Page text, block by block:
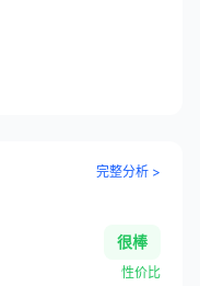
完整分析 >
很棒
性价比